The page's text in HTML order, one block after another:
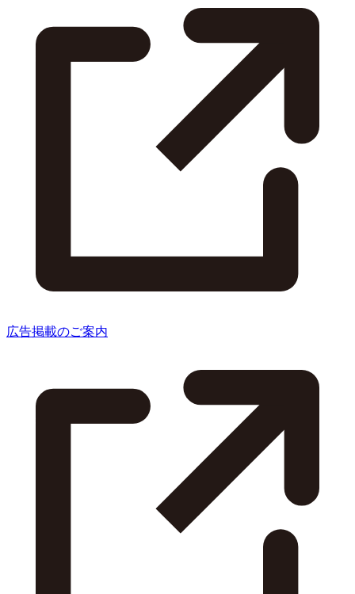
広告掲載のご案内